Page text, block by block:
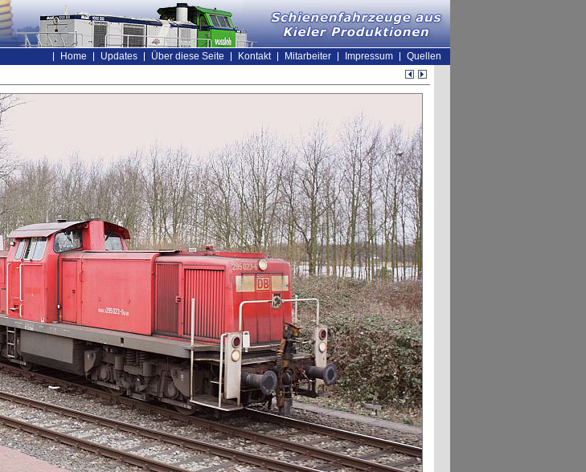
Home Updates Über diese Seite Kontakt Mitarbeiter Impressum
Quellen